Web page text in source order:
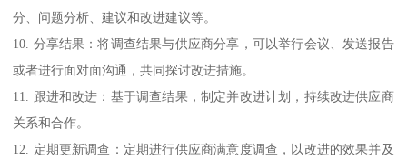
分、问题分析、建议和改进建议等。
10. 分享结果：将调查结果与供应商分享，可以举行会议、发送报告
或者进行面对面沟通，共同探讨改进措施。
11. 跟进和改进：基于调查结果，制定并改进计划，持续改进供应商
关系和合作。
12. 定期更新调查：定期进行供应商满意度调查，以改进的效果并及